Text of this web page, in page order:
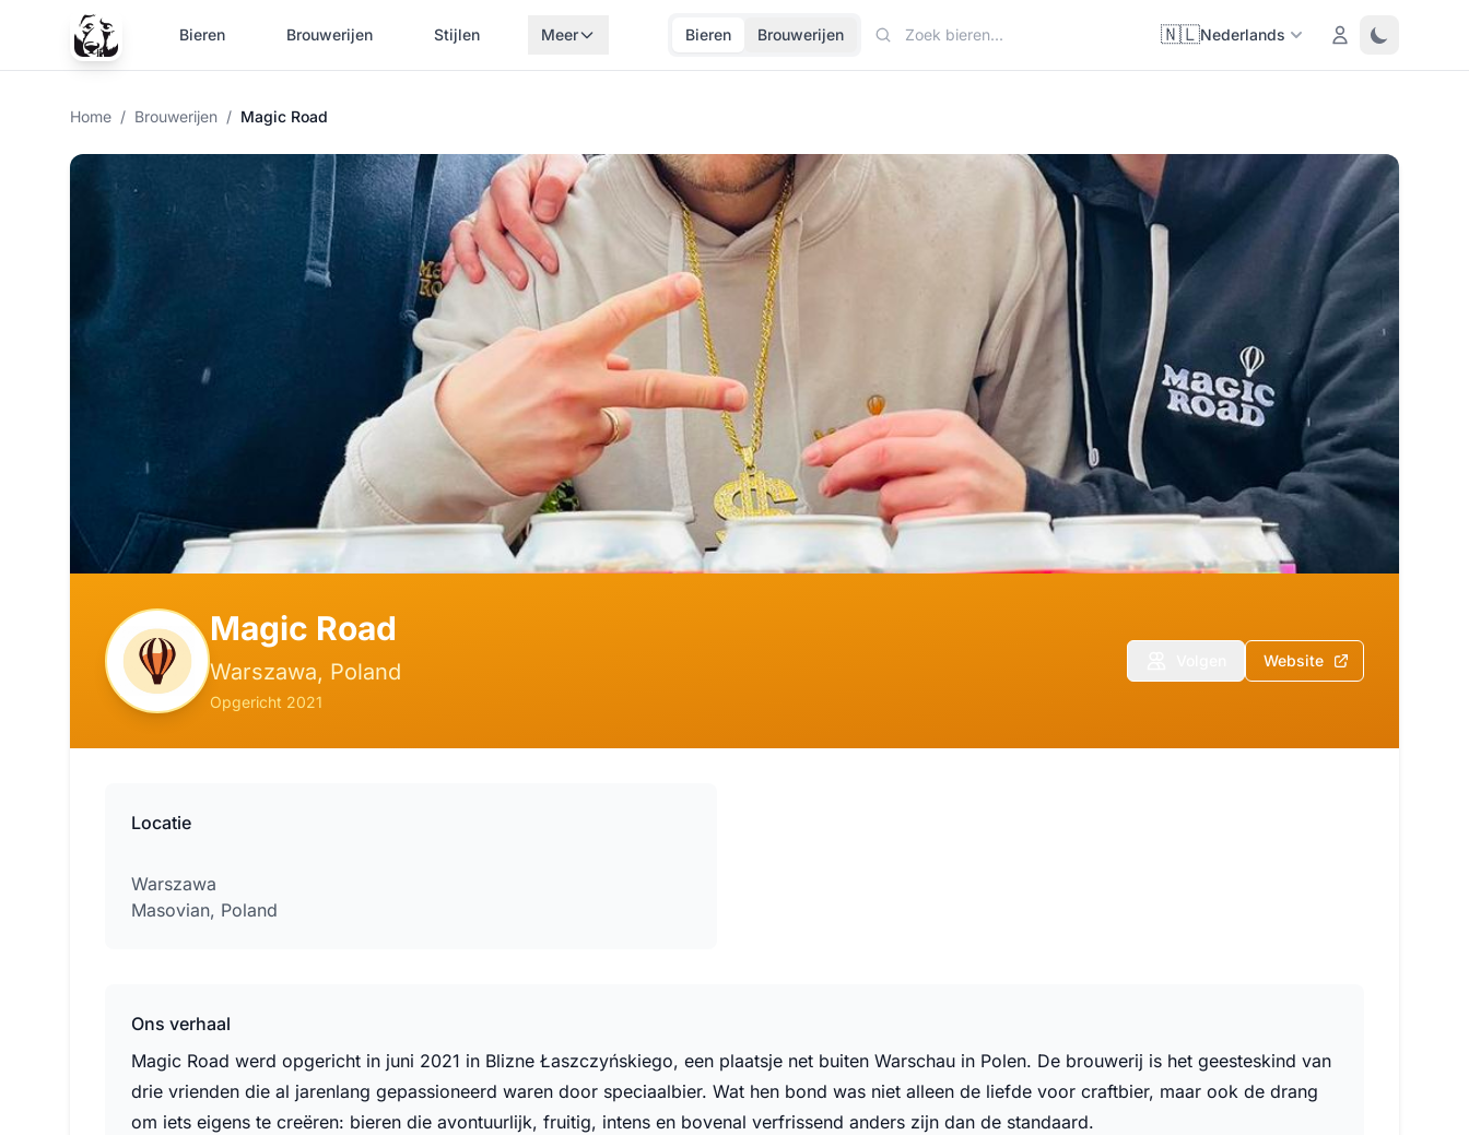
Bieren Brouwerijen Stijlen Meer Bieren Brouwerijen 🇳🇱Nederlands Login Toggle
Home / Brouwerijen / Magic Road
Magic Road
Warszawa, Poland
Opgericht 2021
Website
Locatie
Warszawa
Masovian, Poland
Ons verhaal
Magic Road werd opgericht in juni 2021 in Blizne Łaszczyńskiego, een plaatsje net buiten Warschau in Polen. De brouwerij is het geesteskind van
drie vrienden die al jarenlang gepassioneerd waren door speciaalbier. Wat hen bond was niet alleen de liefde voor craftbier, maar ook de drang
om iets eigens te creëren: bieren die avontuurlijk, fruitig, intens en bovenal verfrissend anders zijn dan de standaard.